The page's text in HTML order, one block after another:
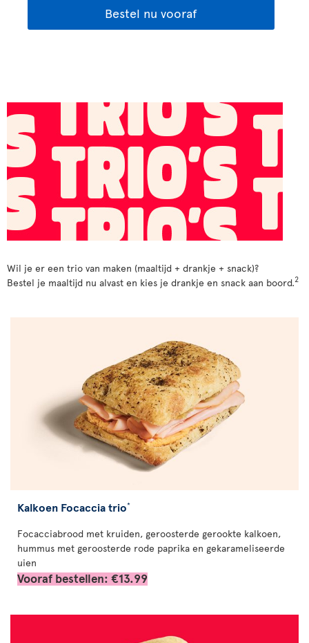
Bestel nu vooraf
Wil je er een trio van maken (maaltijd + drankje + snack)?
Bestel je maaltijd nu alvast en kies je drankje en snack aan boord.2
Kalkoen Focaccia trio*
Focacciabrood met kruiden, geroosterde gerookte kalkoen,
hummus met geroosterde rode paprika en gekarameliseerde
uien
Vooraf bestellen: €13.99